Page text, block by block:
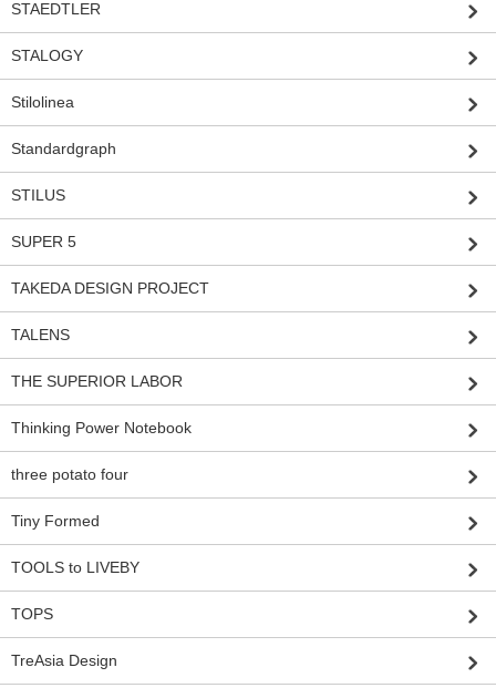
STAEDTLER
STALOGY
Stilolinea
Standardgraph
STILUS
SUPER 5
TAKEDA DESIGN PROJECT
TALENS
THE SUPERIOR LABOR
Thinking Power Notebook
three potato four
Tiny Formed
TOOLS to LIVEBY
TOPS
TreAsia Design